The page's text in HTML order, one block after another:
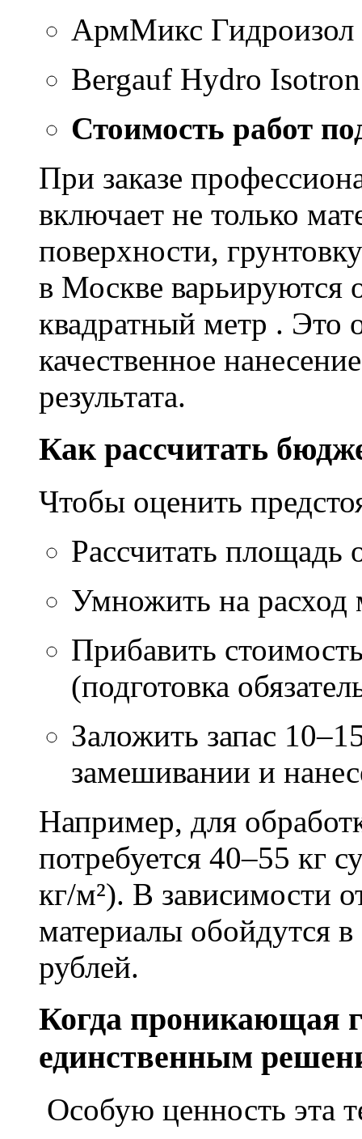
АрмМикс
Bergauf Hydro
Стоимость работ
При заказе
включает не только
поверхности,
в Москве варьируются
квадратный метр . Это
качественное
результата.
Как рассчитать
Чтобы оценить
Рассчитать площадь
Умножить на расход
Прибавить
(подготовка
Заложить запас
замешивании и
Например, для
потребуется 40–55 кг
кг/м²). В зависимости
материалы обойдутся
рублей.
Когда проникающая
единственным
Особую ценность эта